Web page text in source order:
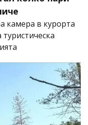
камера в курорта